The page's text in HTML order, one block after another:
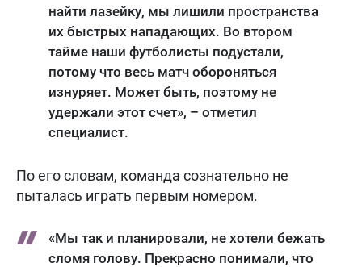
найти лазейку, мы лишили пространства
их быстрых нападающих. Во втором
тайме наши футболисты подустали,
потому что весь матч обороняться
изнуряет. Может быть, поэтому не
удержали этот счет», – отметил
специалист.
По его словам, команда сознательно не
пыталась играть первым номером.
«Мы так и планировали, не хотели бежать
сломя голову. Прекрасно понимали, что